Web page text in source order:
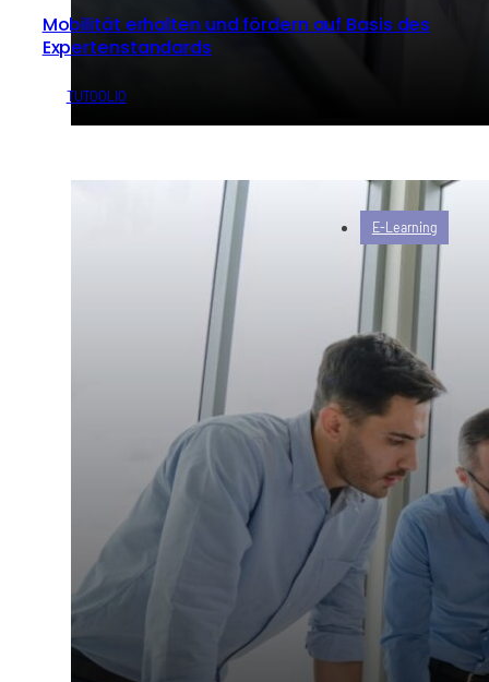
Mobilität erhalten und fördern auf Basis des
Expertenstandards
TUTOOLIO
E-Learning